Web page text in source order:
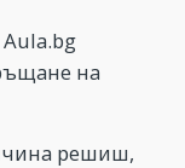
на
решиш,